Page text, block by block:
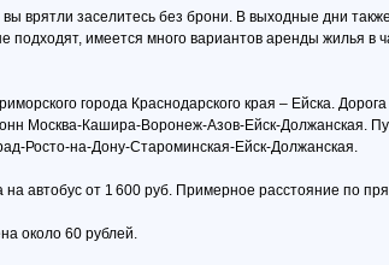
врятли заселитесь без брони. В выходные дни
имеется много вариантов аренды жилья в
города Краснодарского края – Ейска.
Москва-Кашира-Воронеж-Азов-Ейск-Должанская.
Росто-на-Дону-Староминская-Ейск-Должанская.
автобус от 1 600 руб. Примерное расстояние по
около 60 рублей.